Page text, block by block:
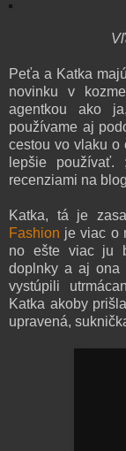
Peťa a Katka
novinku v
agentkou ako
používame aj
cestou vo vlaku o
lepšie
recenziami na blog
Katka, tá je
Fashion je viac o
no ešte viac ju
doplnky a aj ona
vystúpili
Katka akoby
upravená,